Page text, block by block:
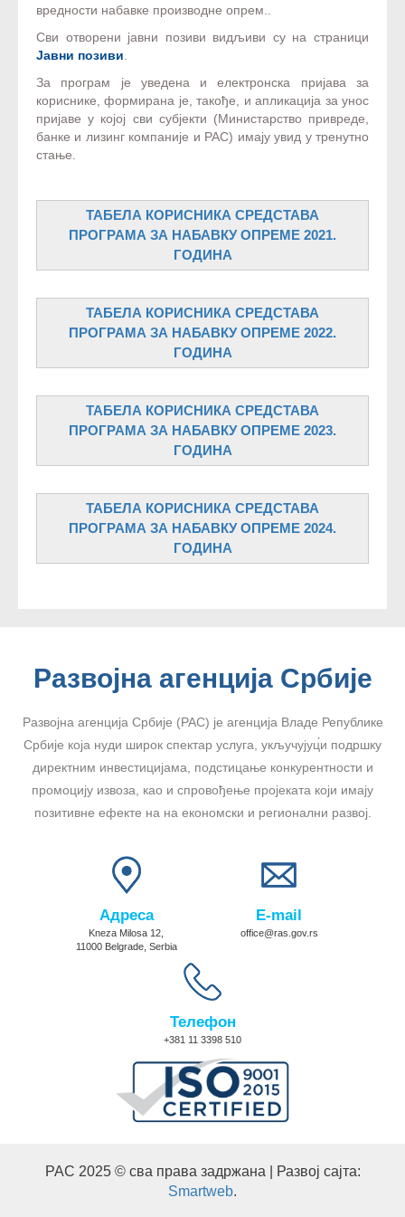
вредности набавке производне опрем..
Сви отворени јавни позиви видљиви су на страници
Јавни позиви
За програм је уведенa и електронска пријава за
кориснике, формирана је, такође, и апликација за унос
пријаве у којој сви субјекти (Министарство привреде,
банке и лизинг компаније и РАС) имају увид у тренутно
стање.
ТАБЕЛА КОРИСНИКА СРЕДСТАВА
ПРОГРАМА ЗА НАБАВКУ ОПРЕМЕ 2021.
ГОДИНА
ТАБЕЛА КОРИСНИКА СРЕДСТАВА
ПРОГРАМА ЗА НАБАВКУ ОПРЕМЕ 2022.
ГОДИНА
ТАБЕЛА КОРИСНИКА СРЕДСТАВА
ПРОГРАМА ЗА НАБАВКУ ОПРЕМЕ 2023.
ГОДИНА
ТАБЕЛА КОРИСНИКА СРЕДСТАВА
ПРОГРАМА ЗА НАБАВКУ ОПРЕМЕ 2024.
ГОДИНА
Развојна агенција Србије
Развојна агенција Србије (РАС) је агенција Владе Републике
Србије која нуди широк спектар услуга, укључујуц́и подршку
директним инвестицијама, подстицање конкурентности и
промоцију извоза, као и спровођење пројеката који имају
позитивне ефекте на на економски и регионални развој.
Адреса
Kneza Milosa 12,
11000 Belgrade, Serbia
E-mail
office@ras.gov.rs
Телефон
+381 11 3398 510
РАС 2025 © сва права задржана | Развој сајта:
Smartweb.